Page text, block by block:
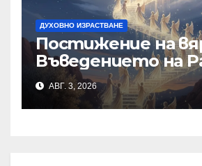
ДУХОВНО ИЗРАСТВАНЕ
Постижение на
Въведението на
към
Основи
АВГ. 3, 2026